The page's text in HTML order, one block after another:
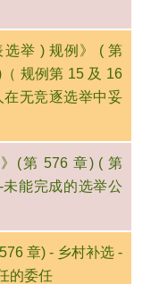
选举 ) 规例》 ( 第
规例第 15 及 16
无竞逐选举中妥
(第 576 章) ( 第
能完成的选举公
章) - 乡村补选 -
的委任